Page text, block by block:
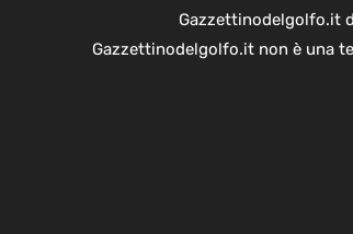
Gazzettinodelgolfo.it
Gazzettinodelgolfo.it non è una